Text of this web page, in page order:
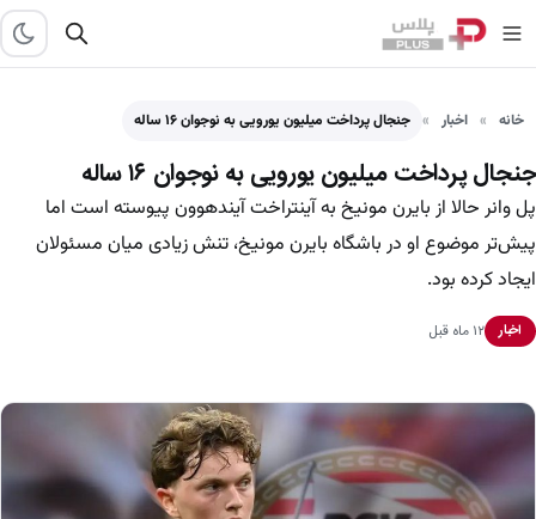
خانه اخبار جنجال پرداخت میلیون یورویی به نوجوان ۱۶ ساله
جنجال پرداخت میلیون یورویی به نوجوان ۱۶ ساله
پل وانر حالا از بایرن مونیخ به آینتراخت آیندهوون پیوسته است اما
پیش‌تر موضوع او در باشگاه بایرن مونیخ، تنش زیادی میان مسئولان
ایجاد کرده بود.
اخبار ۱۲ ماه قبل